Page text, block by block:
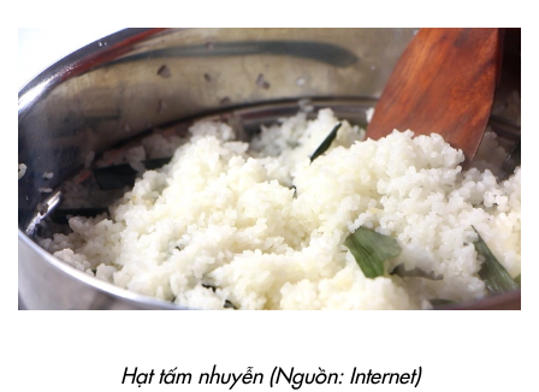
Hạt tấm nhuyễn (Nguồn: Internet)